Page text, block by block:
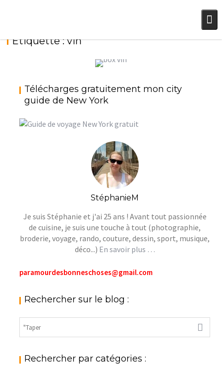
Étiquette :vin
GRAIN PAR GRAIN : LA BOX VIN, ÉDITION SAINT-
VALENTIN
Télécharges gratuitement mon city
guide de New York
StéphanieM
Je suis Stéphanie et j'ai 25 ans ! Avant tout passionnée
de cuisine, je suis une touche à tout (photographie,
broderie, voyage, rando, couture, dessin, sport, musique,
déco...) En savoir plus …
paramourdesbonneschoses@gmail.com
Rechercher sur le blog :
Rechercher par catégories :